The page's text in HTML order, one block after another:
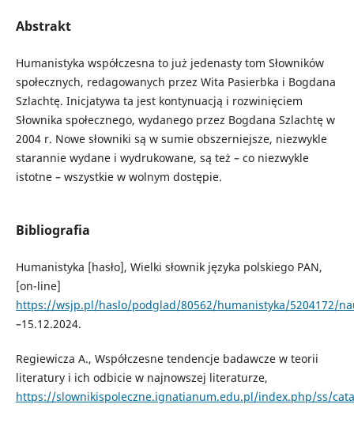
Abstrakt
Humanistyka współczesna to już jedenasty tom Słowników
społecznych, redagowanych przez Wita Pasierbka i Bogdana
Szlachtę. Inicjatywa ta jest kontynuacją i rozwinięciem
Słownika społecznego, wydanego przez Bogdana Szlachtę w
2004 r. Nowe słowniki są w sumie obszerniejsze, niezwykle
starannie wydane i wydrukowane, są też – co niezwykle
istotne – wszystkie w wolnym dostępie.
Bibliografia
Humanistyka [hasło], Wielki słownik języka polskiego PAN,
[on-line]
https://wsjp.pl/haslo/podglad/80562/humanistyka/5204172/
–15.12.2024.
Regiewicza A., Współczesne tendencje badawcze w teorii
literatury i ich odbicie w najnowszej literaturze,
https://slownikispoleczne.ignatianum.edu.pl/index.php/ss/